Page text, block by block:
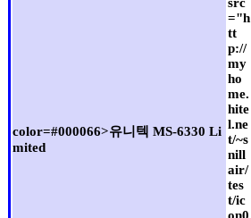
color=#000066>유니텍 MS-6330 Li
mited
="h
tt
p://
my
ho
me.
hite
l.ne
t/~s
nill
air/
tes
t/ic